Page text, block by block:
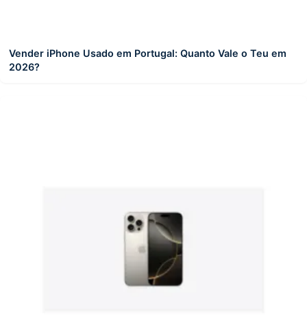
Vender iPhone Usado em Portugal: Quanto Vale o Teu em
2026?